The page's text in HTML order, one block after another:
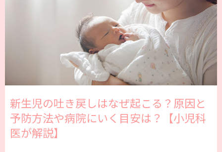
新生児の吐き戻しはなぜ起こる？原因と
予防方法や病院にいく目安は？【小児科
医が解説】